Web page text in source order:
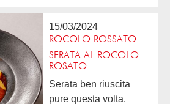
15/03/2024
ROCOLO ROSSATO
SERATA AL ROCOLO
ROSATO
Serata ben riuscita
pure questa volta.